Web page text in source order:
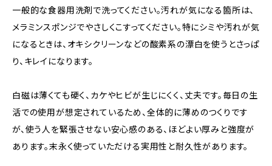
一般的な食器用洗剤で洗ってください。汚れが気になる箇所は、
メラミンスポンジでやさしくこすってください。特にシミや汚れが気
になるときは、オキシクリーンなどの酸素系の漂白を使うとさっぱ
り、キレイになります。
白磁は薄くても硬く、カケやヒビが生じにくく、丈夫です。毎日の生
活での使用が想定されているため、全体的に薄めのつくりです
が、使う人を緊張させない安心感のある、ほどよい厚みと強度が
あります。末永く使っていただける実用性と耐久性があります。